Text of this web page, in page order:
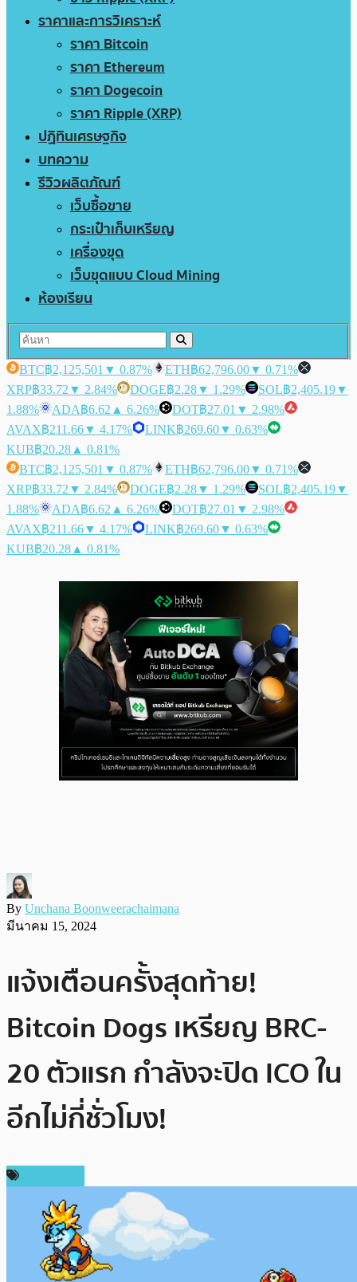
ราคาและการวิเคราะห์
ราคา Bitcoin
ราคา Ethereum
ราคา Dogecoin
ราคา Ripple (XRP)
ปฏิทินเศรษฐกิจ
บทความ
รีวิวผลิตภัณฑ์
เว็บซื้อขาย
กระเป๋าเก็บเหรียญ
เครื่องขุด
เว็บขุดแบบ Cloud Mining
ห้องเรียน
BTC฿2,125,501 ▼ 0.87% ETH฿62,796.00▼ 0.71%
XRP฿33.72 ▼ 2.84% DOGE฿2.28▼ 1.29% SOL฿2,405.19▼
1.88%
ADA฿6.62 ▲ 6.26% DOT฿27.01 ▼ 2.98%
AVAX฿211.66▼ 4.17% LINK฿269.60▼ 0.63%
KUB฿20.28 ▲ 0.81%
BTC฿2,125,501 ▼ 0.87% ETH฿62,796.00▼ 0.71%
XRP฿33.72 ▼ 2.84% DOGE฿2.28▼ 1.29% SOL฿2,405.19▼
1.88%
ADA฿6.62 ▲ 6.26% DOT฿27.01 ▼ 2.98%
AVAX฿211.66▼ 4.17% LINK฿269.60▼ 0.63%
KUB฿20.28 ▲ 0.81%
By Unchana Boonweerachaimana
มีนาคม 15, 2024
แจ้งเตือนครั้งสุดท้าย!
Bitcoin Dogs เหรียญ BRC-
20 ตัวแรก กำลังจะปิด ICO ใน
อีกไม่กี่ชั่วโมง!